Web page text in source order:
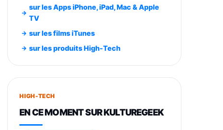
Smartphone SAMSUNG Galaxy
Smartphone SAMSUNG Galaxy
S26+ Violet 256Go
749,99€1240,43€Fnac (Vendeur Tiers)
648,63€
sur les Apps iPhone, iPad, Mac & Apple
TV
sur les films iTunes
sur les produits High-Tech
HIGH-TECH
EN CE MOMENT SUR KULTUREGEEK